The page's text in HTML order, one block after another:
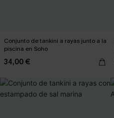
Conjunto de tankini a rayas junto a la
piscina en Soho
34,00 €